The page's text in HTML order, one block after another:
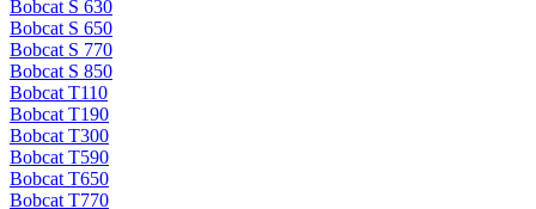
Bobcat S 630
Bobcat S 650
Bobcat S 770
Bobcat S 850
Bobcat T110
Bobcat T190
Bobcat T300
Bobcat T590
Bobcat T650
Bobcat T770